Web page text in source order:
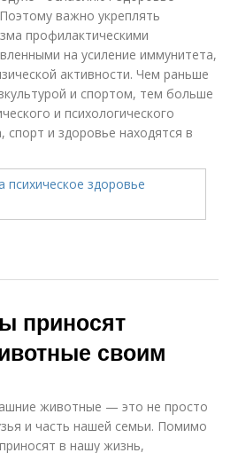
важно укреплять
профилактическими
на усиление иммунитета,
активности. Чем раньше
и спортом, тем больше
и психологического
спорт и здоровье находятся в
приносят
своим
животные — это не просто
и часть нашей семьи. Помимо
в нашу жизнь,